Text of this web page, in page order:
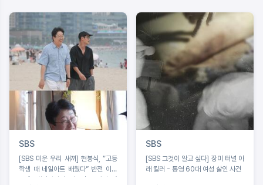
SBS
[SBS 미운 우리 새끼] 현봉식, “고등
학생 때 네일아트 배웠다” 반전 이력
SBS
[SBS 그것이 알고 싶다] 장미 터널 아
래 킬러 - 통영 60대 여성 살인 사건